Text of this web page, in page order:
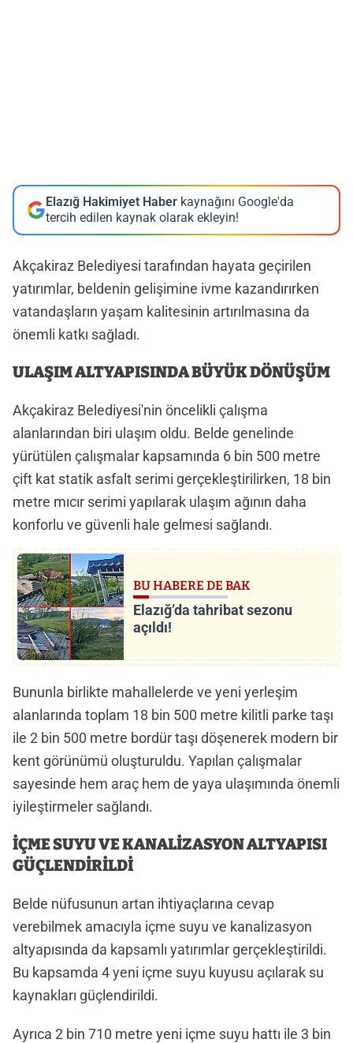
Elazığ Hakimiyet Haber kaynağını Google'da
tercih edilen kaynak olarak ekleyin!
Akçakiraz Belediyesi tarafından hayata geçirilen
yatırımlar, beldenin gelişimine ivme kazandırırken
vatandaşların yaşam kalitesinin artırılmasına da
önemli katkı sağladı.
ULAŞIM ALTYAPISINDA BÜYÜK DÖNÜŞÜM
Akçakiraz Belediyesi'nin öncelikli çalışma
alanlarından biri ulaşım oldu. Belde genelinde
yürütülen çalışmalar kapsamında 6 bin 500 metre
çift kat statik asfalt serimi gerçekleştirilirken, 18 bin
metre mıcır serimi yapılarak ulaşım ağının daha
konforlu ve güvenli hale gelmesi sağlandı.
BU HABERE DE BAK
Elazığ’da tahribat sezonu
açıldı!
Bununla birlikte mahallelerde ve yeni yerleşim
alanlarında toplam 18 bin 500 metre kilitli parke taşı
ile 2 bin 500 metre bordür taşı döşenerek modern bir
kent görünümü oluşturuldu. Yapılan çalışmalar
sayesinde hem araç hem de yaya ulaşımında önemli
iyileştirmeler sağlandı.
İÇME SUYU VE KANALİZASYON ALTYAPISI
GÜÇLENDİRİLDİ
Belde nüfusunun artan ihtiyaçlarına cevap
verebilmek amacıyla içme suyu ve kanalizasyon
altyapısında da kapsamlı yatırımlar gerçekleştirildi.
Bu kapsamda 4 yeni içme suyu kuyusu açılarak su
kaynakları güçlendirildi.
Ayrıca 2 bin 710 metre yeni içme suyu hattı ile 3 bin